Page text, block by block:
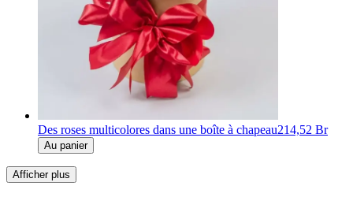
Des roses multicolores dans une boîte à chapeau214,52 Br
Au panier
Afficher plus